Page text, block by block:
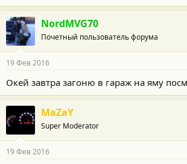
NordMVG70
Почетный пользователь форума
19 Фев 2016
Окей завтра загоню в гараж на яму
MaZaY
Super Moderator
19 Фев 2016